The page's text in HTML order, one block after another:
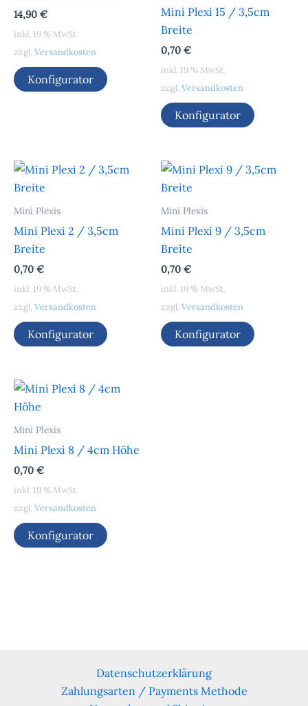
14,90 €
inkl. 19 % MwSt.
zzgl. Versandkosten
Konfigurator
Mini Plexi 15 / 3,5cm
Breite
0,70 €
inkl. 19 % MwSt.
zzgl. Versandkosten
Konfigurator
Mini Plexis
Mini Plexi 2 / 3,5cm
Breite
0,70 €
inkl. 19 % MwSt.
zzgl. Versandkosten
Konfigurator
Mini Plexis
Mini Plexi 9 / 3,5cm
Breite
0,70 €
inkl. 19 % MwSt.
zzgl. Versandkosten
Konfigurator
Mini Plexis
Mini Plexi 8 / 4cm Höhe
0,70 €
inkl. 19 % MwSt.
zzgl. Versandkosten
Konfigurator
Datenschutzerklärung
Zahlungsarten / Payments Methode